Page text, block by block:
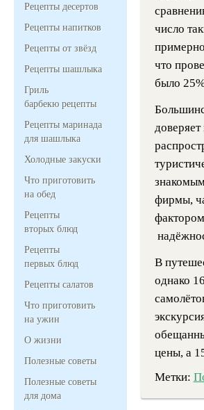
Рецепты десертов
Рецепты напитков
Рецепты от звёзд
Рецепты шашлыка
Гриль
барбекю рецепты
Рецепты маринада
для шашлыка
Холодные закуски
Что приготовить
на обед
Рецепты
вторых блюд
Рецепты
первых блюд
Рецепты салатов
Что приготовить
на ужин
О жизни
Полезные советы
Полезные советы
для дома
число
что
было
фирмы,
В
однако
цены, а
Метки: